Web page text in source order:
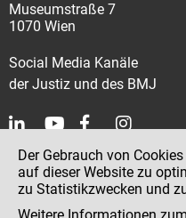
Museumstraße 7
1070 Wien
Social Media Kanäle
der Justiz und des BMJ
Kontakt
Impressum
Der Gebrauch von
auf dieser Website zu
zu Statistikzwecken und